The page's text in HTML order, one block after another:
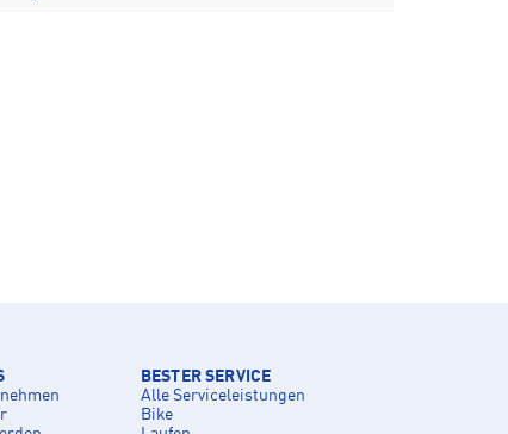
BESTER SERVICE
Alle Serviceleistungen
Bike